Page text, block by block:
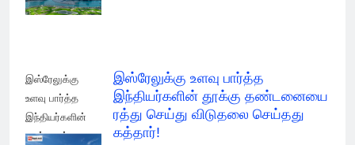
இஸ்ரேலுக்கு
உளவு பார்த்த
இந்தியர்களின்
தூக்கு ரத்து
இஸ்ரேலுக்கு உளவு பார்த்த
இந்தியர்களின் தூக்கு தண்டனையை
ரத்து செய்து விடுதலை செய்தது
கத்தார்!